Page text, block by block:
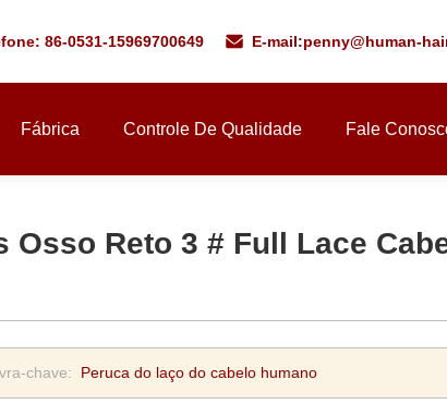
86-0531-15969700649 E-mail:penny@human-
Fábrica Controle De Qualidade Fale
Osso Reto 3 # Full Lace
chave: Peruca do laço do cabelo humano